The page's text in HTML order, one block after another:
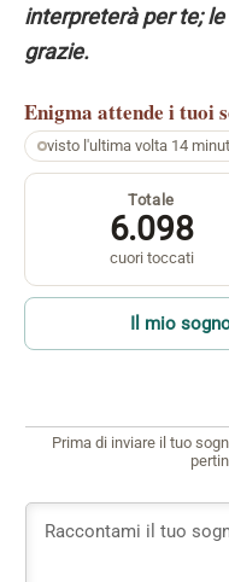
interpreterà per te;
grazie.
Enigma attende i tuoi
visto l'ultima volta 14
Totale
6.098
cuori toccati
Il mio
Prima di inviare il tuo